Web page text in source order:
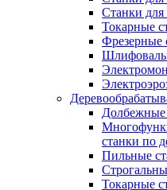
Станки для
Токарные
Фрезерные
Долбежные
станки по
Пильные
Токарные